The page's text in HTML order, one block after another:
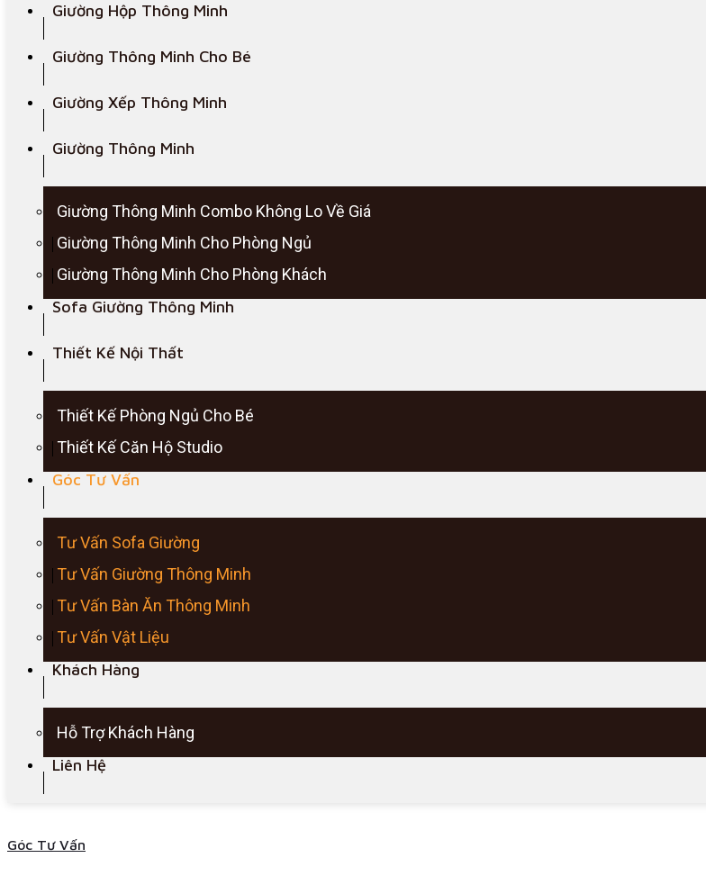
Giường Hộp Thông Minh
Giường Thông Minh Cho Bé
Giường Xếp Thông Minh
Giường Thông Minh
Giường Thông Minh Combo Không Lo Về Giá
Giường Thông Minh Cho Phòng Ngủ
Giường Thông Minh Cho Phòng Khách
Sofa Giường Thông Minh
Thiết Kế Nội Thất
Thiết Kế Phòng Ngủ Cho Bé
Thiết Kế Căn Hộ Studio
Góc Tư Vấn
Tư Vấn Sofa Giường
Tư Vấn Giường Thông Minh
Tư Vấn Bàn Ăn Thông Minh
Tư Vấn Vật Liệu
Khách Hàng
Hỗ Trợ Khách Hàng
Liên Hệ
Góc Tư Vấn